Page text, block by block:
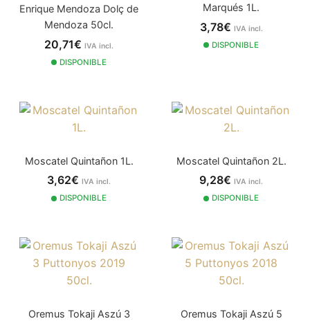
Enrique Mendoza Dolç de
Mendoza 50cl.
20,71€ IVA incl.
DISPONIBLE
Marqués 1L.
3,78€ IVA incl.
DISPONIBLE
Moscatel Quintañon 1L.
3,62€ IVA incl.
DISPONIBLE
Moscatel Quintañon 2L.
9,28€ IVA incl.
DISPONIBLE
Oremus Tokaji Aszú 3
Oremus Tokaji Aszú 5